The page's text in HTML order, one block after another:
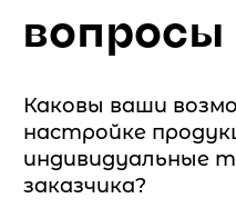
вопросы
Каковы ваши
настройке
индивидуальные
заказчика?